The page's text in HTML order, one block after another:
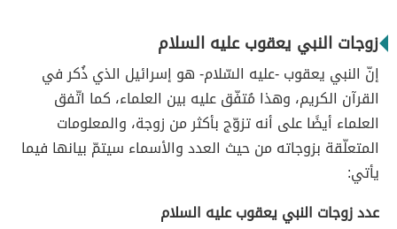
زوجات النبي يعقوب عليه السلام
إنّ النبي يعقوب -عليه السّلام- هو إسرائيل الذي ذُكر في
القرآن الكريم، وهذا مُتفّق عليه بين العلماء، كما اتّفق
العلماء أيضًا على أنه تزوّج بأكثر من زوجة، والمعلومات
المتعلّقة بزوجاته من حيث العدد والأسماء سيتمّ بيانها فيما
يأتي:
عدد زوجات النبي يعقوب عليه السلام